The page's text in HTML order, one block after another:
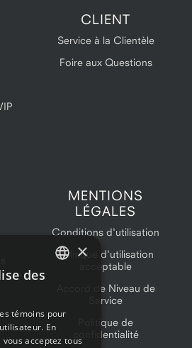
CLIENT
Service à la Clientèle
Foire aux Questions
MENTIONS
LÉGALES
Conditions d'utilisation
Politique d'utilisation
acceptable
Accord de Niveau de
Service
Politique de
confidentialité
×
des
témoins pour
En
acceptez tous